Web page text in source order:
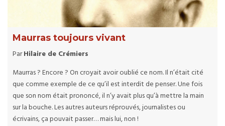
Maurras toujours vivant
ParHilaire de Crémiers
Maurras ? Encore ? On croyait avoir oublié ce nom. Il n’était cité
que comme exemple de ce qu’il est interdit de penser. Une fois
que son nom était prononcé, il n’y avait plus qu’à mettre la main
sur la bouche. Les autres auteurs réprouvés, journalistes ou
écrivains, ça pouvait passer… mais lui, non !